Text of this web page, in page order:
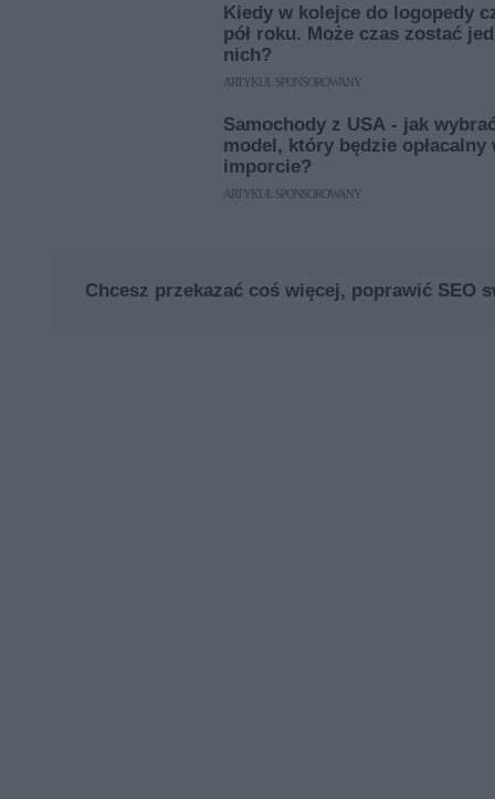
Kiedy w kolejce do logopedy
pół roku. Może czas zostać
nich?
ARTYKUŁ SPONSOROWANY
Samochody z USA - jak
model, który będzie opłacalny
imporcie?
ARTYKUŁ SPONSOROWANY
Chcesz przekazać coś więcej, poprawić SEO